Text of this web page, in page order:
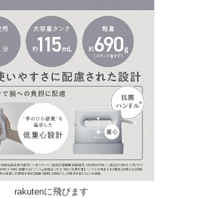
rakutenに飛びます